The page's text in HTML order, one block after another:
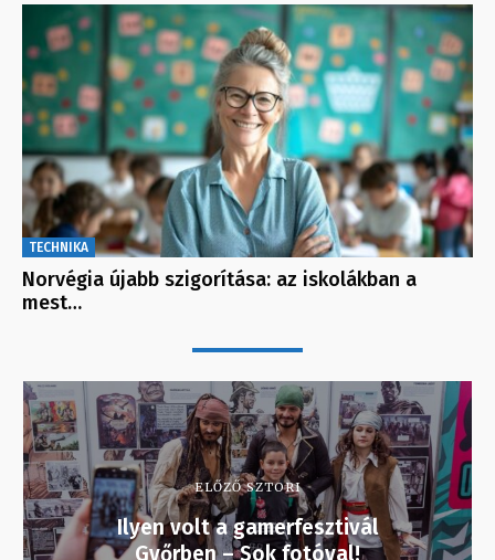
TECHNIKA
Norvégia újabb szigorítása: az iskolákban a
mest…
ELŐZŐ SZTORI
Ilyen volt a gamerfesztivál
Győrben – Sok fotóval!